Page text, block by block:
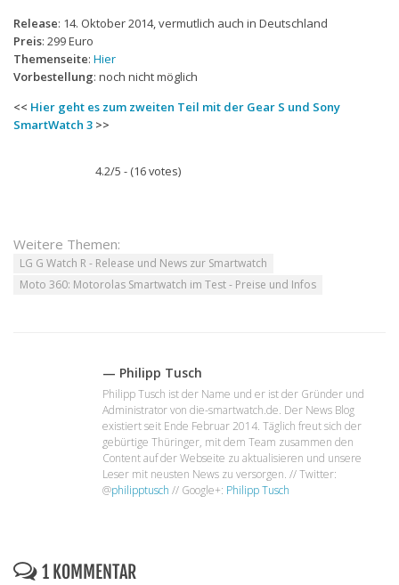
Release: 14. Oktober 2014, vermutlich auch in Deutschland
Preis: 299 Euro
Themenseite: Hier
Vorbestellung: noch nicht möglich
<< Hier geht es zum zweiten Teil mit der Gear S und Sony
SmartWatch 3 >>
4.2/5 - (16 votes)
Weitere Themen:
LG G Watch R - Release und News zur Smartwatch
Moto 360: Motorolas Smartwatch im Test - Preise und Infos
— Philipp Tusch
Philipp Tusch ist der Name und er ist der Gründer und
Administrator von die-smartwatch.de. Der News Blog
existiert seit Ende Februar 2014. Täglich freut sich der
gebürtige Thüringer, mit dem Team zusammen den
Content auf der Webseite zu aktualisieren und unsere
Leser mit neusten News zu versorgen. // Twitter:
@philipptusch // Google+: Philipp Tusch
1 KOMMENTAR